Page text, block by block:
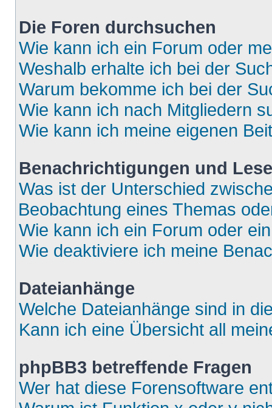
Die Foren durchsuchen
Wie kann ich ein Forum oder
Weshalb erhalte ich bei der
Warum bekomme ich bei der
Wie kann ich nach Mitgliedern
Wie kann ich meine eigenen
Benachrichtigungen und
Was ist der Unterschied
Beobachtung eines Themas
Wie kann ich ein Forum oder
Wie deaktiviere ich meine
Dateianhänge
Welche Dateianhänge sind in
Kann ich eine Übersicht all
phpBB3 betreffende Fragen
Wer hat diese Forensoftware